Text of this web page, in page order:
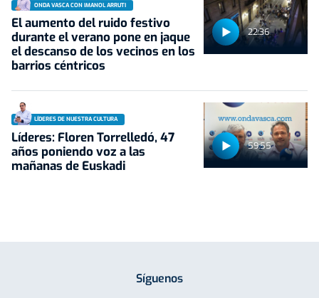
22:36
ONDA VASCA CON IMANOL ARRUTI
El aumento del ruido festivo
durante el verano pone en jaque
el descanso de los vecinos en los
barrios céntricos
59:55
LÍDERES DE NUESTRA CULTURA
Líderes: Floren Torrelledó, 47
años poniendo voz a las
mañanas de Euskadi
Síguenos